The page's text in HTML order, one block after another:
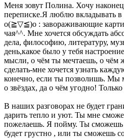
Меня зовут Полина. Хочу
переписке.Я люблю вкладывать в
o(≧▽≦)o : завораживающие
чая^^. Мне хочется обсуждать
дела, философию, литературу,
день,какое было у тебя
мысли, о чём ты мечтаешь, о чём
сделать-мне хочется узнать
конечно, если ты позволишь. Мы
о звёздах, да о чём угодно!
В наших разговорах не будет
дарить тепло и уют. Ты мне
пожелаешь. Я пойму. Ты сможешь
будет грустно , или ты сможешь